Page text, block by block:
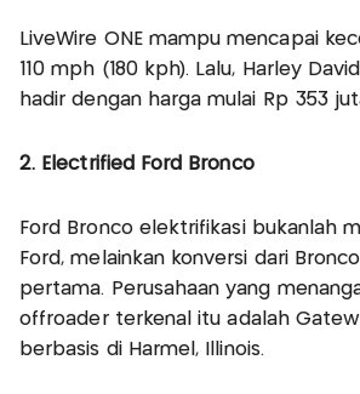
LiveWire ONE mampu mencapai
110 mph (180 kph). Lalu, Harley
hadir dengan harga mulai Rp 353
2. Electrified Ford Bronco
Ford Bronco elektrifikasi bukanlah
Ford, melainkan konversi dari
pertama. Perusahaan yang
offroader terkenal itu adalah
berbasis di Harmel, Illinois.